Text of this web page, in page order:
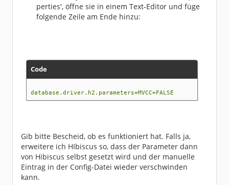
perties', öffne sie in einem Text-Editor und füge
folgende Zeile am Ende hinzu:
Code
database.driver.h2.parameters=MVCC=FALSE
Gib bitte Bescheid, ob es funktioniert hat. Falls ja,
erweitere ich HIbiscus so, dass der Parameter dann
von Hibiscus selbst gesetzt wird und der manuelle
Eintrag in der Config-Datei wieder verschwinden
kann.